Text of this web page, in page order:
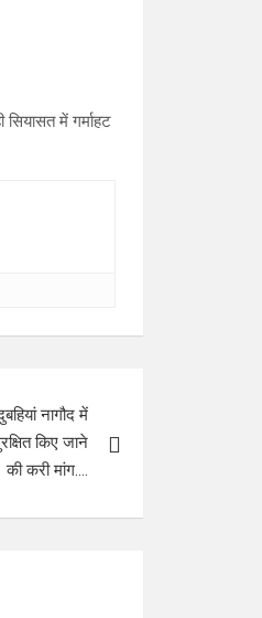
में गर्माहट
नागौद में
किए जाने
की करी मांग….